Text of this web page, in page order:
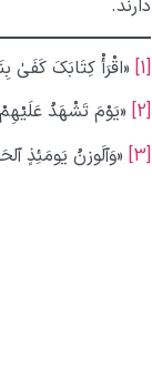
دارند.
[1]
«اقْرَأْ کِتَابَکَ کَفَىٰ
[2]
«یَوْمَ تَشْهَدُ عَلَیْهِمْ
[3]
«وَٱلَوزنُ یَومَئِذٍ